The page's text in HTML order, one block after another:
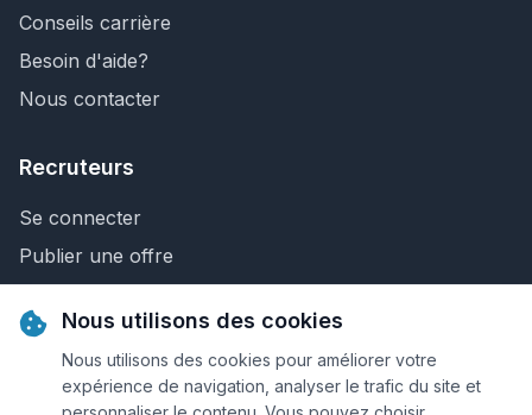
Conseils carrière
Besoin d'aide?
Nous contacter
Recruteurs
Se connecter
Publier une offre
Nous contacter
Nous utilisons des cookies
Nous utilisons des cookies pour améliorer votre
expérience de navigation, analyser le trafic du site et